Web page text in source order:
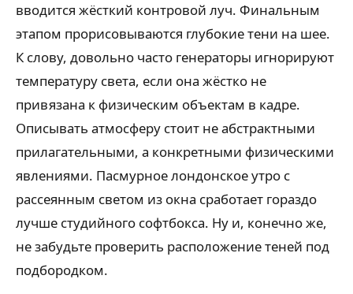
вводится жёсткий контровой луч. Финальным
этапом прорисовываются глубокие тени на шее.
К слову, довольно часто генераторы игнорируют
температуру света, если она жёстко не
привязана к физическим объектам в кадре.
Описывать атмосферу стоит не абстрактными
прилагательными, а конкретными физическими
явлениями. Пасмурное лондонское утро с
рассеянным светом из окна сработает гораздо
лучше студийного софтбокса. Ну и, конечно же,
не забудьте проверить расположение теней под
подбородком.